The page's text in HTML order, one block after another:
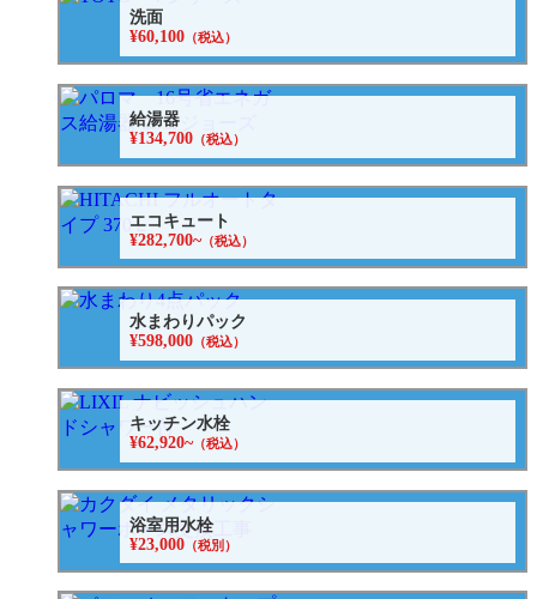
洗面
¥60,100 （税込）
給湯器
¥134,700 （税込）
エコキュート
¥282,700~（税込）
水まわりパック
¥598,000 （税込）
キッチン水栓
¥62,920~（税込）
浴室用水栓
¥23,000 （税別）